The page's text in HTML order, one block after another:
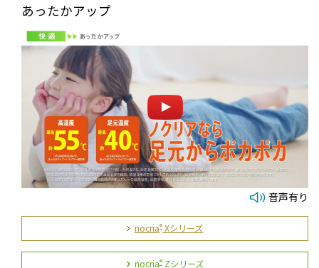
あったかアップ
音声有り
nocria® Xシリーズ
nocria®Zシリーズ